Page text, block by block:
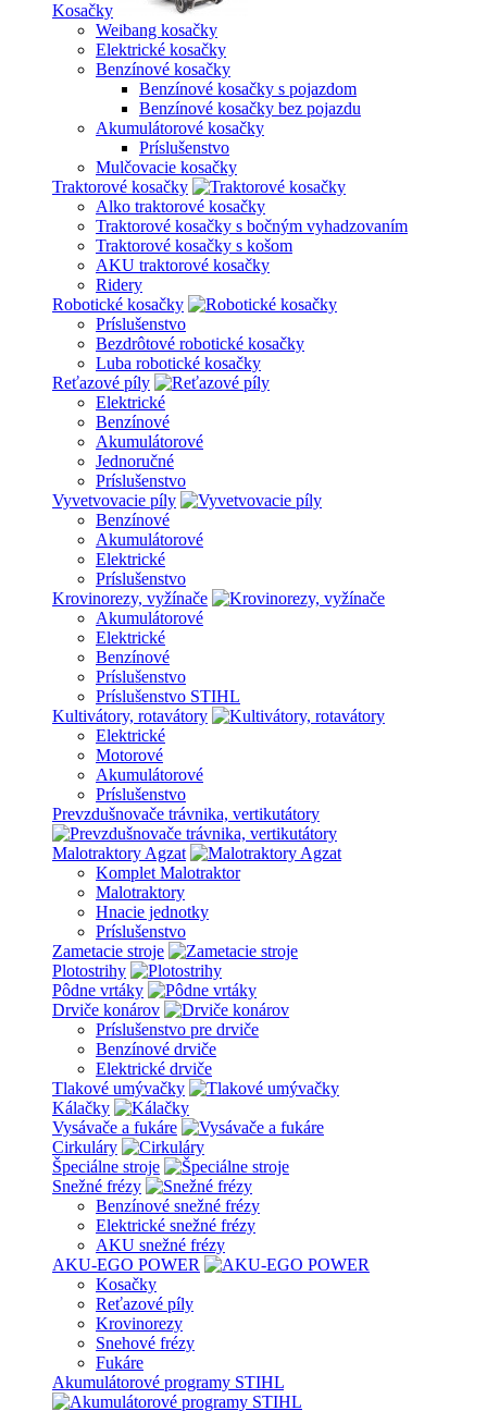
Kosačky
Weibang kosačky
Elektrické kosačky
Benzínové kosačky
Benzínové kosačky s pojazdom
Benzínové kosačky bez pojazdu
Akumulátorové kosačky
Príslušenstvo
Mulčovacie kosačky
Traktorové kosačky
Alko traktorové kosačky
Traktorové kosačky s bočným vyhadzovaním
Traktorové kosačky s košom
AKU traktorové kosačky
Ridery
Robotické kosačky
Príslušenstvo
Bezdrôtové robotické kosačky
Luba robotické kosačky
Reťazové píly
Elektrické
Benzínové
Akumulátorové
Jednoručné
Príslušenstvo
Vyvetvovacie píly
Benzínové
Akumulátorové
Elektrické
Príslušenstvo
Krovinorezy, vyžínače
Akumulátorové
Elektrické
Benzínové
Príslušenstvo
Príslušenstvo STIHL
Kultivátory, rotavátory
Elektrické
Motorové
Akumulátorové
Príslušenstvo
Prevzdušnovače trávnika, vertikutátory
Malotraktory Agzat
Komplet Malotraktor
Malotraktory
Hnacie jednotky
Príslušenstvo
Zametacie stroje
Plotostrihy
Pôdne vrtáky
Drviče konárov
Príslušenstvo pre drviče
Benzínové drviče
Elektrické drviče
Tlakové umývačky
Kálačky
Vysávače a fukáre
Cirkuláry
Špeciálne stroje
Snežné frézy
Benzínové snežné frézy
Elektrické snežné frézy
AKU snežné frézy
AKU-EGO POWER
Kosačky
Reťazové píly
Krovinorezy
Snehové frézy
Fukáre
Akumulátorové programy STIHL